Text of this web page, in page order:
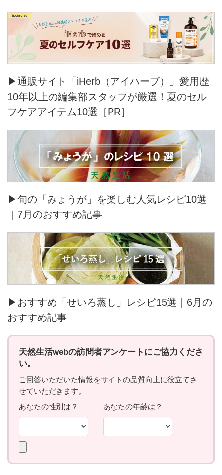
▶通販サイト「iHerb（アイハーブ）」愛用歴
10年以上の編集部スタッフが厳選！夏のセル
フケアアイテム10選［PR］
▶旬の「みょうが」を楽しむ人気レシピ10選
｜7月のおすすめ記事
▶おすすめ「せいろ蒸し」レシピ15選｜6月の
おすすめ記事